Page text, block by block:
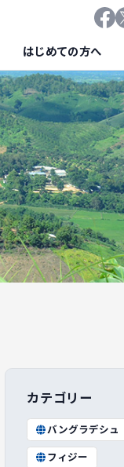
はじめての方へ
カテゴリー
バングラデシュ
フィジー